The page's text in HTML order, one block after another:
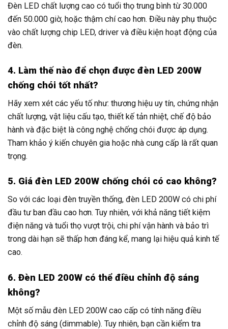
Đèn LED chất lượng cao có tuổi thọ trung bình từ 30.000
đến 50.000 giờ, hoặc thậm chí cao hơn. Điều này phụ thuộc
vào chất lượng chip LED, driver và điều kiện hoạt động của
đèn.
4. Làm thế nào để chọn được đèn LED 200W
chống chói tốt nhất?
Hãy xem xét các yếu tố như: thương hiệu uy tín, chứng nhận
chất lượng, vật liệu cấu tạo, thiết kế tản nhiệt, chế độ bảo
hành và đặc biệt là công nghệ chống chói được áp dụng.
Tham khảo ý kiến chuyên gia hoặc nhà cung cấp là rất quan
trọng.
5. Giá đèn LED 200W chống chói có cao không?
So với các loại đèn truyền thống, đèn LED 200W có chi phí
đầu tư ban đầu cao hơn. Tuy nhiên, với khả năng tiết kiệm
điện năng và tuổi thọ vượt trội, chi phí vận hành và bảo trì
trong dài hạn sẽ thấp hơn đáng kể, mang lại hiệu quả kinh tế
cao.
6. Đèn LED 200W có thể điều chỉnh độ sáng
không?
Một số mẫu đèn LED 200W cao cấp có tính năng điều
chỉnh độ sáng (dimmable). Tuy nhiên, bạn cần kiểm tra